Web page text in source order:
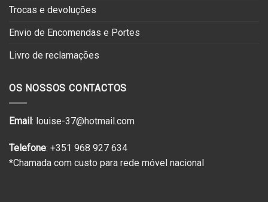
Trocas e devoluções
Envio de Encomendas e Portes
Livro de reclamações
OS NOSSOS CONTACTOS
Email: louise-37@hotmail.com
Telefone: +351 968 927 634
*Chamada com custo para rede móvel nacional